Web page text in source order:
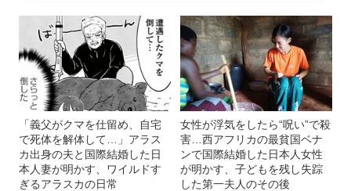
「義父がクマを仕留め、自宅
で死体を解体して…」アラス
カ出身の夫と国際結婚した日
本人妻が明かす、ワイルドす
ぎるアラスカの日常
女性が浮気をしたら“呪い”で殺
害…西アフリカの最貧国ベナ
ンで国際結婚した日本人女性
が明かす、子どもを残し失踪
した第一夫人のその後